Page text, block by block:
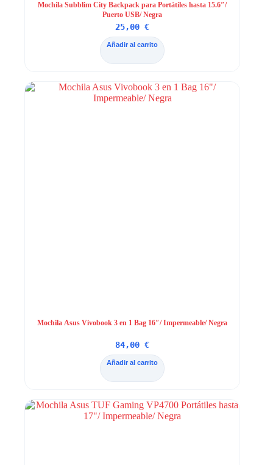
Mochila Subblim City Backpack para Portátiles hasta 15.6″/
Puerto USB/ Negra
25,00€
Añadir al carrito
Mochila Asus Vivobook 3 en 1 Bag 16″/ Impermeable/ Negra
84,00€
Añadir al carrito